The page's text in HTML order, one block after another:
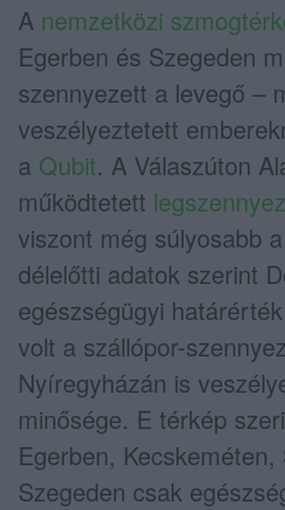
A nemzetközi
Egerben és Szegeden
szennyezett a levegő –
veszélyeztetett
a Qubit. A Válaszúton
működtetett
viszont még súlyosabb
délelőtti adatok szerint
egészségügyi
volt a szállópor-
Nyíregyházán is
minősége. E térkép
Egerben, Kecskeméten,
Szegeden csak